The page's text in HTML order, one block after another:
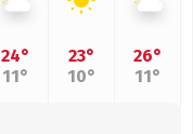
24°
11°
23°
10°
26°
11°